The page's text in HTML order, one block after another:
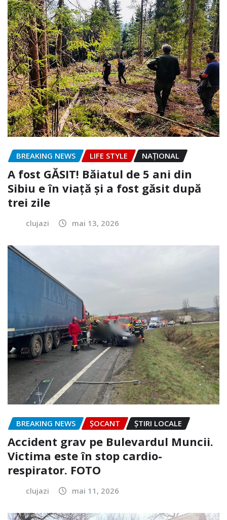
BREAKING NEWS LIFE STYLE NAŢIONAL
A fost GĂSIT! Băiatul de 5 ani din
Sibiu e în viață și a fost găsit după
trei zile
clujazi mai 13, 2026
BREAKING NEWS ȘOCANT ȘTIRI LOCALE
Accident grav pe Bulevardul Muncii.
Victima este în stop cardio-
respirator. FOTO
clujazi mai 11, 2026